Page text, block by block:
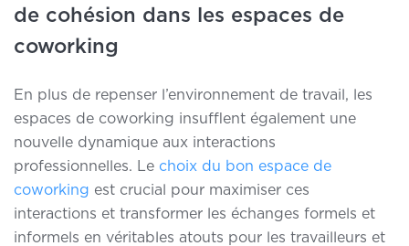
de cohésion dans les espaces de
coworking
En plus de repenser l’environnement de travail, les
espaces de coworking insufflent également une
nouvelle dynamique aux interactions
professionnelles. Le choix du bon espace de
coworking est crucial pour maximiser ces
interactions et transformer les échanges formels et
informels en véritables atouts pour les travailleurs et